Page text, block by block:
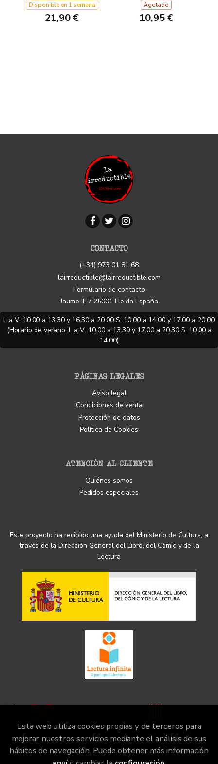
Disponible en 1 semana
21,90 €
Agotado
10,95 €
CONTACTO
(+34) 973 01 81 68
lairreductible@lairreductible.com
Formulario de contacto
Jaume II, 7 25001 Lleida España
L a V: 10.00 a 13.30 y 16.30 a 20.00 S: 10.00 a 14.00 y 17.00 a 20.00
(Horario de verano: L a V: 10.00 a 13.30 y 17.00 a 20.30 S: 10.00 a
14.00)
PÁGINAS LEGALES
Aviso legal
Condiciones de venta
Protección de datos
Política de Cookies
ATENCIÓN AL CLIENTE
Quiénes somos
Pedidos especiales
Este proyecto ha recibido una ayuda del Ministerio de Cultura, a
través de la Dirección General del Libro, del Cómic y de la
Lectura
2026 ©la irreductible . Todos los Derechos Reservados |
Esta web utiliza cookies propias y de terceros para
mejorar nuestros servicios mediante el análisis de sus
hábitos de navegación. Puede obtener más información